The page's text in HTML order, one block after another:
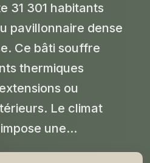
31 301 habitants
pavillonnaire dense
Ce bâti souffre
thermiques
ou
Le climat
une...